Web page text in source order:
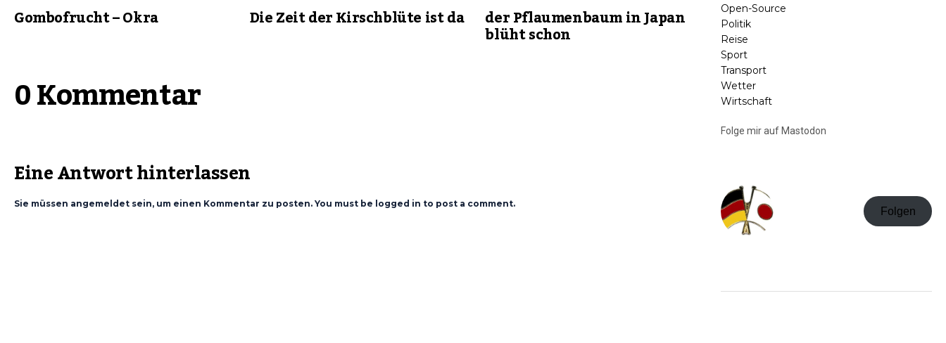
Gombofrucht – Okra Die Zeit der Kirschblüte ist da der Pflaumenbaum in Japan
blüht schon
0 Kommentar
Eine Antwort hinterlassen
Sie müssen angemeldet sein, um einen Kommentar zu posten. You must be logged in to post a comment.
Open-Source
Politik
Reise
Sport
Transport
Wetter
Wirtschaft
Folge mir auf Mastodon
Folgen